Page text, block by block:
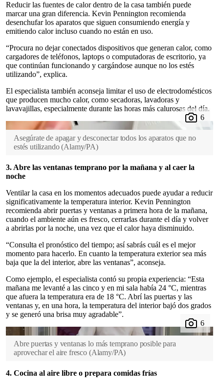
Reducir las fuentes de calor dentro de la casa también puede
marcar una gran diferencia. Kevin Pennington recomienda
desenchufar los aparatos que siguen consumiendo energía y
emitiendo calor incluso cuando no están en uso.
“Procura no dejar conectados dispositivos que generan calor, como
cargadores de teléfonos, laptops o computadoras de escritorio, ya
que continúan funcionando y cargándose aunque no los estés
utilizando”, explica.
El especialista también aconseja limitar el uso de electrodomésticos
que producen mucho calor, como secadoras, lavadoras y
lavavajillas, especialmente durante las horas más calurosas del día.
Asegúrate de apagar y desconectar todos los aparatos que no
estés utilizando (Alamy/PA)
3. Abre las ventanas temprano por la mañana y al caer la
noche
Ventilar la casa en los momentos adecuados puede ayudar a reducir
significativamente la temperatura interior. Kevin Pennington
recomienda abrir puertas y ventanas a primera hora de la mañana,
cuando el ambiente aún es fresco, cerrarlas durante el día y volver
a abrirlas por la noche, una vez que el calor haya disminuido.
“Consulta el pronóstico del tiempo; así sabrás cuál es el mejor
momento para hacerlo. En cuanto la temperatura exterior sea más
baja que la del interior, abre las ventanas”, aconseja.
Como ejemplo, el especialista contó su propia experiencia: “Esta
mañana me levanté a las cinco y en mi sala había 24 °C, mientras
que afuera la temperatura era de 18 °C. Abrí las puertas y las
ventanas y, en una hora, la temperatura del interior bajó dos grados
y se generó una brisa muy agradable”.
Abre puertas y ventanas lo más temprano posible para
aprovechar el aire fresco (Alamy/PA)
4. Cocina al aire libre o prepara comidas frías